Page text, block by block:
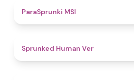
ParaSprunki MSI
Sprunked Human Ver